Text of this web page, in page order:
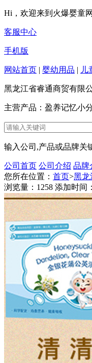
Hi，欢迎来到火爆婴童网
客服中心
手机版
网站首页 | 婴幼用品 | 儿
黑龙江省睿通商贸有限
主营产品：盈养记忆小
输入公司,产品或品牌关
公司首页 公司介绍 品牌
您所在位置： 首页>黑龙
浏览量：1258 添加时间